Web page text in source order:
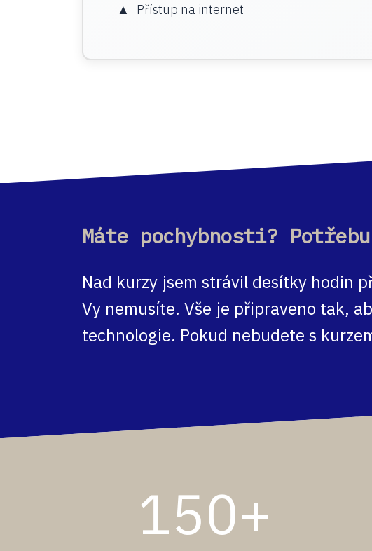
Přístup na internet
Máte pochybnosti?
Nad kurzy jsem strávil desítky hodin
Vy nemusíte. Vše je připraveno tak,
technologie. Pokud nebudete s
150+